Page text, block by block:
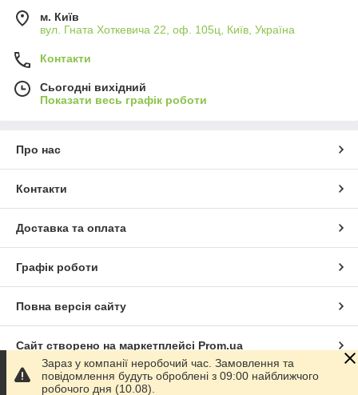
м. Київ
вул. Гната Хоткевича 22, оф. 105ц, Київ, Україна
Контакти
Сьогодні вихідний
Показати весь графік роботи
Про нас
Контакти
Доставка та оплата
Графік роботи
Повна версія сайту
Сайт створено на маркетплейсі Prom.ua
Політика конфіденційності
Зараз у компанії неробочий час. Замовлення та
повідомлення будуть оброблені з 09:00 найближчого
робочого дня (10.08).